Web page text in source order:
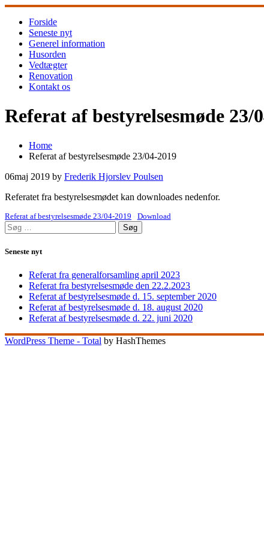
Skip
content
Forside
Seneste nyt
Generel information
Husorden
Vedtægter
Renovation
Kontakt os
Referat af bestyrelsesmøde 23/
Home
Referat af bestyrelsesmøde 23/04-2019
06maj 2019 by Frederik Hjorslev Poulsen
Referatet fra bestyrelsesmødet kan downloades nedenfor.
Referat af bestyrelsesmøde 23/04-2019 Download
Søg
efter:
Seneste nyt
Referat fra generalforsamling april 2023
Referat fra bestyrelsesmøde den 22.2.2023
Referat af bestyrelsesmøde d. 15. september 2020
Referat af bestyrelsesmøde d. 18. august 2020
Referat af bestyrelsesmøde d. 22. juni 2020
WordPress Theme - Total by HashThemes